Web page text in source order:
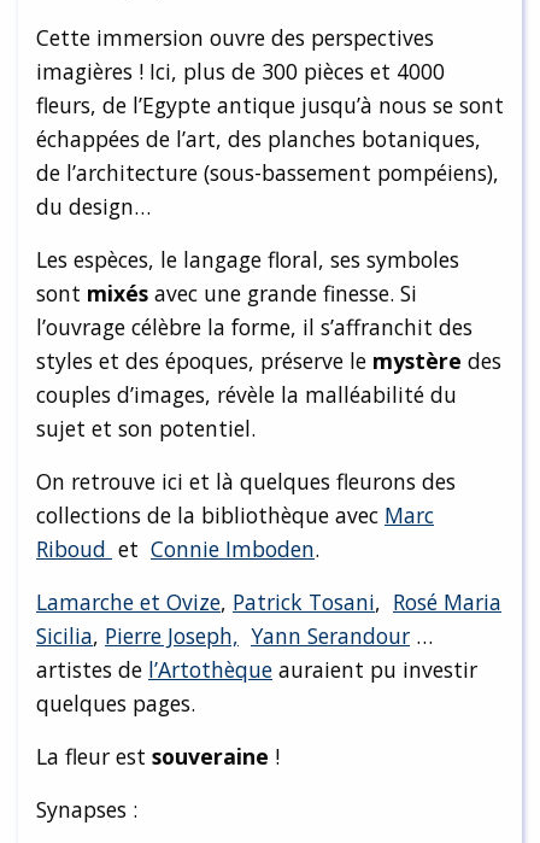
Cette immersion ouvre des perspectives
imagières ! Ici, plus de 300 pièces et 4000
fleurs, de l’Egypte antique jusqu’à nous se sont
échappées de l’art, des planches botaniques,
de l’architecture (sous-bassement pompéiens),
du design…
Les espèces, le langage floral, ses symboles
sont mixés avec une grande finesse. Si
l’ouvrage célèbre la forme, il s’affranchit des
styles et des époques, préserve le mystère des
couples d’images, révèle la malléabilité du
sujet et son potentiel.
On retrouve ici et là quelques fleurons des
collections de la bibliothèque avec Marc
Riboud et Connie Imboden.
Lamarche et Ovize, Patrick Tosani, Rosé Maria
Sicilia, Pierre Joseph, Yann Serandour …
artistes de l’Artothèque auraient pu investir
quelques pages.
La fleur est souveraine !
Synapses :